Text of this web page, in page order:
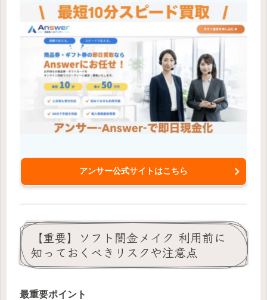
アンサー公式サイトはこちら
【重要】ソフト闇金メイク 利用前に
知っておくべきリスクや注意点
最重要ポイント